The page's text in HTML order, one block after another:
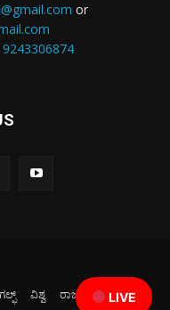
LIVE
or
9243306874
ಗಲ್ಫ್ ವಿಶ್ವ ರಾಜಕೀಯ
ಕ್ರೀಡೆ